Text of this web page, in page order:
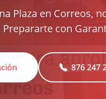
Plaza en Correos,
con
876 247